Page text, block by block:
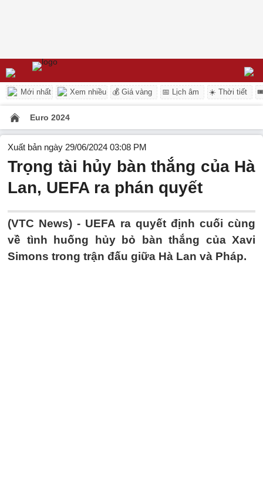
Mới nhất Xem nhiều 💰 Giá vàng 📅 Lịch âm ☀️ Thời tiết
Euro 2024
Xuất bản ngày 29/06/2024 03:08 PM
Trọng tài hủy bàn thắng của Hà
Lan, UEFA ra phán quyết
(VTC News) - UEFA ra quyết định cuối cùng
về tình huống hủy bỏ bàn thắng của Xavi
Simons trong trận đấu giữa Hà Lan và Pháp.